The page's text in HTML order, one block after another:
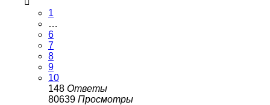
1
…
6
7
8
9
10
148 Ответы
80639 Просмотры